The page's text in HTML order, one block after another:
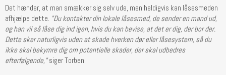
Det hænder, at man smækker sig selv ude, men heldigvis kan låsesmeden
afhjælpe dette. "Du kontakter din lokale låsesmed, de sender en mand ud,
og han vil så låse dig ind igen, hvis du kan bevise, at det er dig, der bor der.
Dette sker naturligvis uden at skade hverken dør eller låsesystem, så du
ikke skal bekymre dig om potentielle skader, der skal udbedres
efterfølgende,"siger Torben.